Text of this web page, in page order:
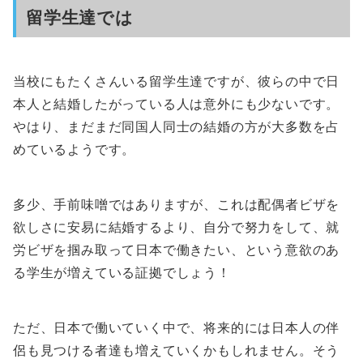
留学生達では
当校にもたくさんいる留学生達ですが、彼らの中で日
本人と結婚したがっている人は意外にも少ないです。
やはり、まだまだ同国人同士の結婚の方が大多数を占
めているようです。
多少、手前味噌ではありますが、これは配偶者ビザを
欲しさに安易に結婚するより、自分で努力をして、就
労ビザを掴み取って日本で働きたい、という意欲のあ
る学生が増えている証拠でしょう！
ただ、日本で働いていく中で、将来的には日本人の伴
侶も見つける者達も増えていくかもしれません。そう